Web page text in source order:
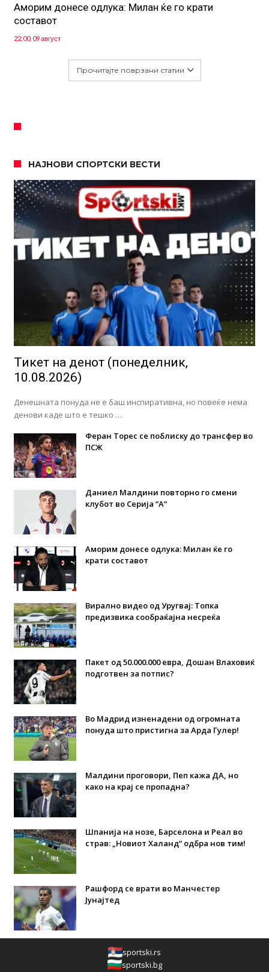
Аморим донесе одлука: Милан ќе го крати
составот
22:00, 09 август
Прочитајте поврзани статии
НАЈНОВИ СПОРТСКИ ВЕСТИ
Тикет на денот (понеделник,
10.08.2026)
Денешната понуда не е баш инспиративна, но повеќе нема
денови каде што е тешко …
Феран Торес се поблиску до трансфер во
ПСЖ
Даниел Малдини повторно го смени
клубот во Серија “А”
Аморим донесе одлука: Милан ќе го
крати составот
Вирално видео од Уругвај: Топка
предизвика сообраќајна несреќа
Пакет од 50.000.000 евра, Дошан Влаховиќ
подготвен за потпис?
Во Мадрид изненадени од огромната
понуда што пристигна за Арда Гулер!
Малдини проговори, Пеп кажа ДА, но
како на крај се пропадна?
Шпанија на нозе, Барселона и Реал во
страв: „Новиот Халанд“ одбра нов тим!
Рашфорд се врати во Манчестер
Јунајтед
sportski.rs
sportski.bg